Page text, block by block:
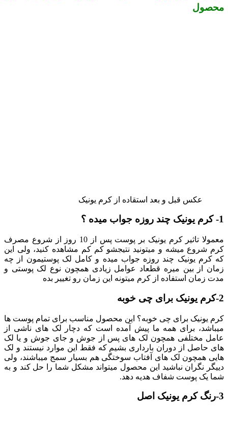
محصول
عکس قبل و بعد استقاده از کرم یونیک
1- کرم یونیک چند روزه جواب میده ؟
معمولا تاثیر کرم یونیک بر پوست پس از 10 روز از شروع مصرف
کرم شروع میشه و میتونید نتیجشو کم کم مشاهده کنید، ولی این
که کرم یونیک چند روزه جواب میده و کامل لک پوستیمون از چه
زمان از بین میره قطعاد عوامل زیادی همچون نوع لک پوستی و
مدت زمان استفاده از کرم میتونه این زمان رو تغییر بده
2- کرم یونیک برای چی خوبه
کرم یونیک برای چی خوبه؟ این محصول مناسب برای تمام پوست ها
میباشد، برای همه ما پیش آمده است که دچار لک های ناشی از
عامل مختلفی همچون لک های پس از جوش و جای جوش و یا لک
های حاصل از دوران بارداری بشیم که فقط این موارد نیستند و لک
هایی همچون لک های آفتاب سوختگی هم بسیار سمج میباشند، ولی
دییگر نگران نباشید این محصول میتواند مشکل شما را حل کند و به
شما یک پوست شفاف هدیه دهد.
3-رنگ کرم یونیک اصل